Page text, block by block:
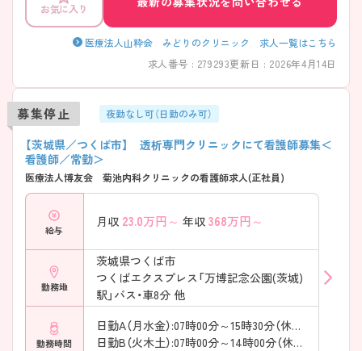
お気に入り
医療法人山粋会 みどりのクリニック 求人一覧はこちら
求人番号 : 279293更新日 : 2026年4月14日
募集停止 夜勤なし可（日勤のみ可）
【茨城県／つくば市】 透析専門クリニックにて看護師募集＜
看護師／常勤＞
医療法人博友会 菊池内科クリニックの看護師求人(正社員)
給与
月収 23.0万円～ 年収 368万円～
勤務地
茨城県つくば市
つくばエクスプレス「万博記念公園(茨城)
駅」バス・車8分 他
勤務時間
日勤A（月水金）:07時00分～15時30分（休憩90分）
日勤B（火木土）:07時00分～14時00分（休憩60分）